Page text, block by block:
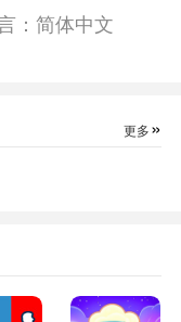
进行设计，它可以
里面获得非常多的分
能够更带来非常冒险
： 简体中文
更多»